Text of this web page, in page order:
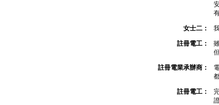
女士二：
註冊電工：
註冊電業承辦商：
註冊電工：